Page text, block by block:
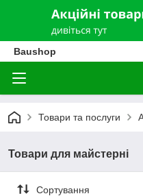
Baushop
Товари та послуги
Товари для майстерні
Сортування